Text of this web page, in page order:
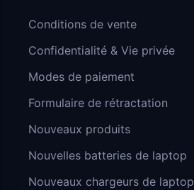
Conditions de vente
Confidentialité & Vie privée
Modes de paiement
Formulaire de rétractation
Nouveaux produits
Nouvelles batteries de laptop
Nouveaux chargeurs de laptop